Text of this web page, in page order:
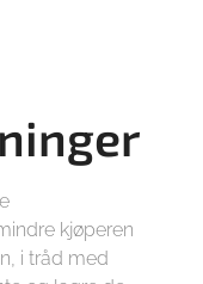
kjøperen
i tråd med